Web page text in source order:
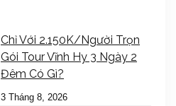
Chỉ Với 2.150K/Người Trọn
Gói Tour Vĩnh Hy 3 Ngày 2
Đêm Có Gì?
3 Tháng 8, 2026